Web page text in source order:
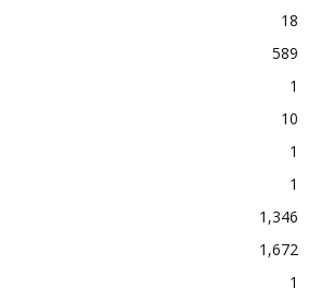
18
589
1
10
1
1
1,346
1,672
1